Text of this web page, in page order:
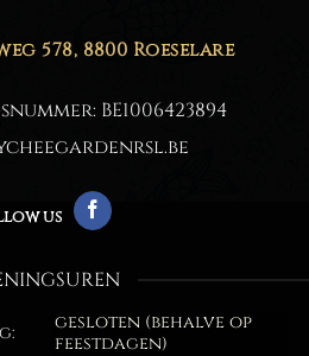
578, 8800 Roeselare
BE1006423894
us
gesloten (behalve op
feestdagen)